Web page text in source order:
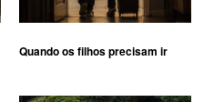
Quando os filhos precisam ir